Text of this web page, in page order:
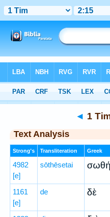
Greek> 1 Timothy 2:15
◄ 1
Text Analysis
Strong's Transliteration Greek
4982
[e]
sōthēsetai
1161
[e]
de δὲ